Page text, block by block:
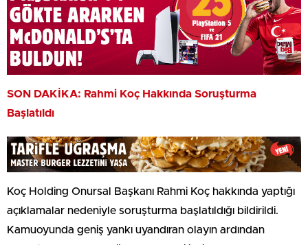
SON DAKİKA: Rahmi Koç Hakkında Soruşturma
Başlatıldı
Koç Holding Onursal Başkanı Rahmi Koç hakkında yaptığı
açıklamalar nedeniyle soruşturma başlatıldığı bildirildi.
Kamuoyunda geniş yankı uyandıran olayın ardından